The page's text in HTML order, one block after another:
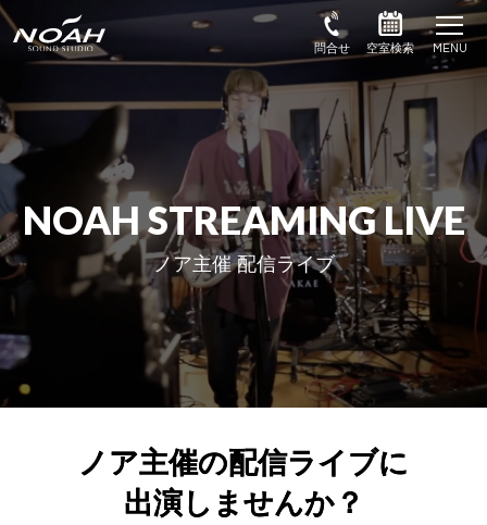
NOAH STREAMING LIVE
ノア主催 配信ライブ
ノア主催の配信ライブに
出演しませんか？